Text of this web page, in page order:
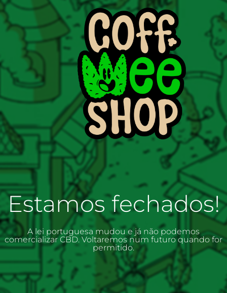
Estamos fechados!
A lei portuguesa mudou e já não podemos
comercializar CBD. Voltaremos num futuro quando for
permitido.